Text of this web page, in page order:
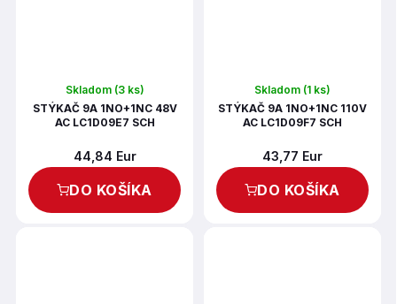
Skladom (3 ks)
STÝKAČ 9A 1NO+1NC 48V
AC LC1D09E7 SCH
44,84 Eur
DO KOŠÍKA
Skladom (1 ks)
STÝKAČ 9A 1NO+1NC 110V
AC LC1D09F7 SCH
43,77 Eur
DO KOŠÍKA